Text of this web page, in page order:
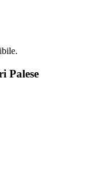
Palese